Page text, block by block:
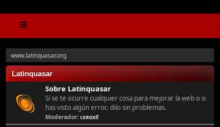
www.latinquasar.org
Latinquasar
Sobre Latinquasar
Si se te ocurre cualquier cosa para mejorar la web o si
has visto algún error, dilo sin problemas.
Moderador: ιѕяαєℓ